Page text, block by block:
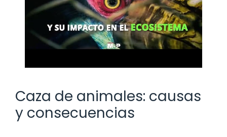
Caza de animales: causas
y consecuencias